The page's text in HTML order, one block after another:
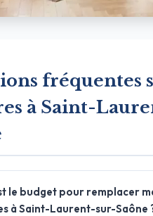
fréquentes
à Saint-
le budget pour remplacer
à Saint-Laurent-sur-Saône